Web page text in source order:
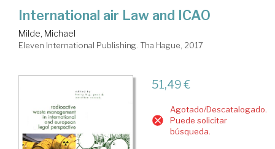
International air Law and ICAO
Milde, Michael
Eleven International Publishing. Tha Hague, 2017
51,49 €
Agotado/Descatalogado.
Puede solicitar
búsqueda.